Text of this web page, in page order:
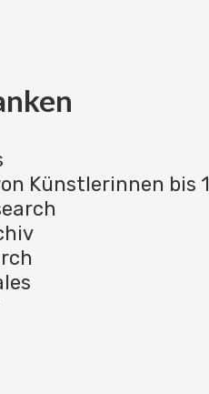
Künstlerinnen bis